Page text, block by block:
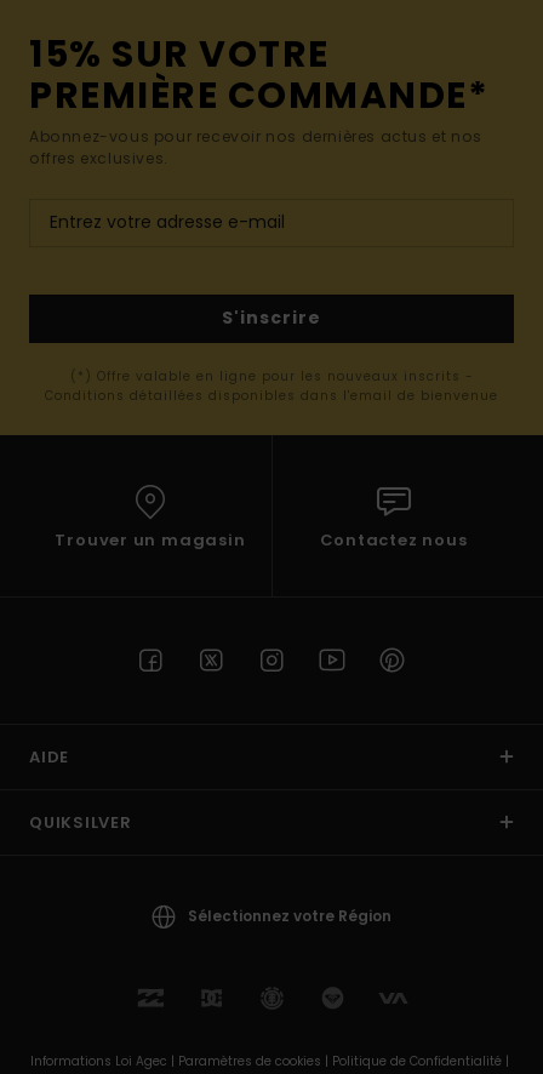
15% SUR VOTRE
PREMIÈRE COMMANDE*
Abonnez-vous pour recevoir nos dernières actus et nos
offres exclusives.
S'inscrire
(*) Offre valable en ligne pour les nouveaux inscrits -
Conditions détaillées disponibles dans l'email de bienvenue
Trouver un magasin Contactez nous
AIDE
QUIKSILVER
Sélectionnez votre Région
Informations Loi Agec | Paramètres de cookies | Politique de Confidentialité |